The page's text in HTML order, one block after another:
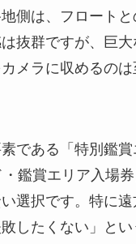
側は、フロート
抜群ですが、巨
メラに収めるの
である「特別鑑
鑑賞エリア入場
選択です。特に
したくない」と